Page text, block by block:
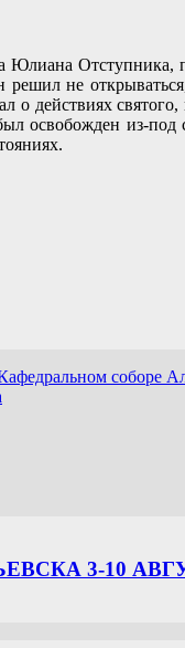
Отступника,
не
действиях
освобожден из-
соборе
3-10